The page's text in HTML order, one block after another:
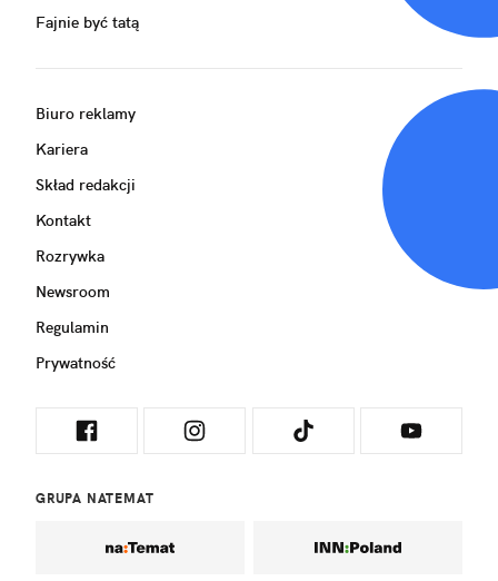
Fajnie być tatą
Biuro reklamy
Kariera
Skład redakcji
Kontakt
Rozrywka
Newsroom
Regulamin
Prywatność
GRUPA NATEMAT